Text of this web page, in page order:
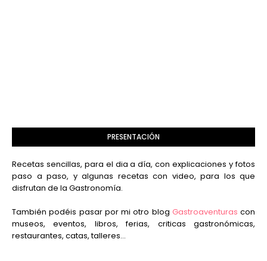
PRESENTACIÓN
Recetas sencillas, para el dia a día, con explicaciones y fotos
paso a paso, y algunas recetas con video, para los que
disfrutan de la Gastronomía.
También podéis pasar por mi otro blog Gastroaventuras con
museos, eventos, libros, ferias, criticas gastronómicas,
restaurantes, catas, talleres...